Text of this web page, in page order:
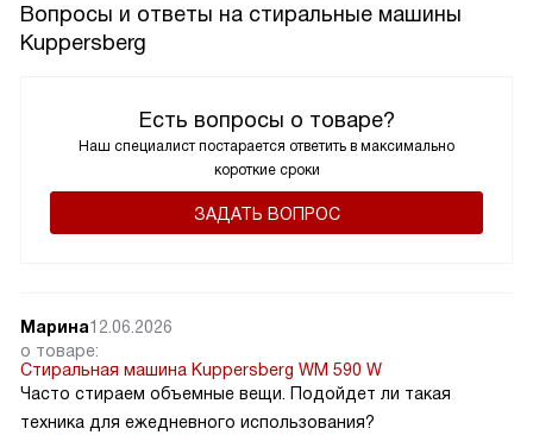
Вопросы и ответы на стиральные машины
Kuppersberg
Есть вопросы о товаре?
Наш специалист постарается ответить в максимально
короткие сроки
ЗАДАТЬ ВОПРОС
Марина12.06.2026
о товаре:
Стиральная машина Kuppersberg WM 590 W
Часто стираем объемные вещи. Подойдет ли такая
техника для ежедневного использования?